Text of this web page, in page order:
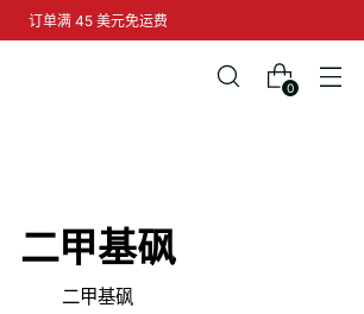
订单满 45 美元免运费
0
二甲基砜
二甲基砜